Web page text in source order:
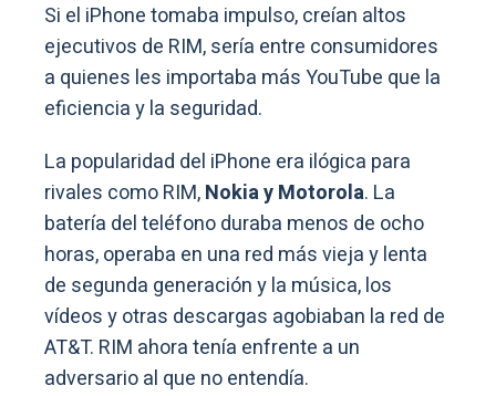
Si el iPhone tomaba impulso, creían altos
ejecutivos de RIM, sería entre consumidores
a quienes les importaba más YouTube que la
eficiencia y la seguridad.
La popularidad del iPhone era ilógica para
rivales como RIM,Nokia y Motorola. La
batería del teléfono duraba menos de ocho
horas, operaba en una red más vieja y lenta
de segunda generación y la música, los
vídeos y otras descargas agobiaban la red de
AT&T. RIM ahora tenía enfrente a un
adversario al que no entendía.